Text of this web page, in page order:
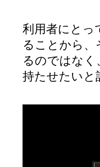
利用者にとっ
ることから
るのではな
持たせたいと